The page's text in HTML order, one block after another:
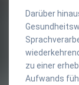
Darüber
zu einer
Aufwands